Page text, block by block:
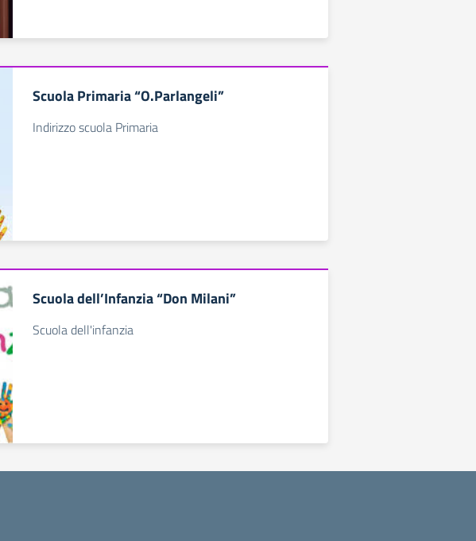
Scuola Primaria “O.Parlangeli”
Indirizzo scuola Primaria
Scuola dell’Infanzia “Don Milani”
Scuola dell'infanzia